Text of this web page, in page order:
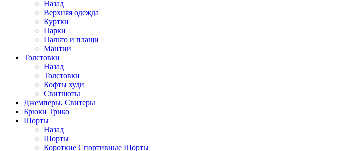
Назад
Верхняя одежда
Куртки
Парки
Пальто и плащи
Мантии
Толстовки
Назад
Толстовки
Кофты худи
Свитшоты
Джемперы, Свитеры
Брюки Трико
Шорты
Назад
Шорты
Короткие Спортивные Шорты